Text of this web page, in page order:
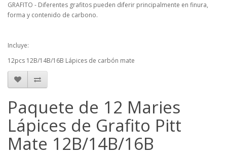
GRAFITO - Diferentes grafitos pueden diferir principalmente en finura,
forma y contenido de carbono.
Incluye:
12pcs 12B/14B/16B Lápices de carbón mate
Paquete de 12 Maries
Lápices de Grafito Pitt
Mate 12B/14B/16B